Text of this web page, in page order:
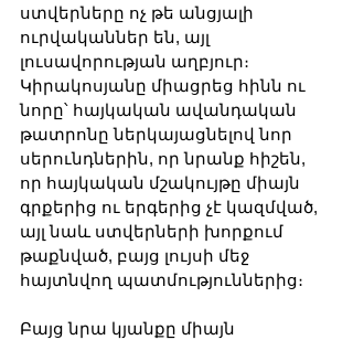
ստվերները ոչ թե անցյալի
ուրվականներ են, այլ
լուսավորության աղբյուր։
Կիրակոսյանը միացրեց հինն ու
նորը՝ հայկական ավանդական
թատրոնը ներկայացնելով նոր
սերունդներին, որ նրանք հիշեն,
որ հայկական մշակույթը միայն
գրքերից ու երգերից չէ կազմված,
այլ նաև ստվերների խորքում
թաքնված, բայց լույսի մեջ
հայտնվող պատմություններից։
Բայց նրա կյանքը միայն